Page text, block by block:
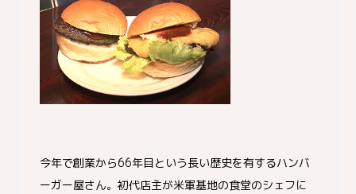
今年で創業から66年目という長い歴史を有するハンバ
ーガー屋さん。初代店主が米軍基地の食堂のシェフに